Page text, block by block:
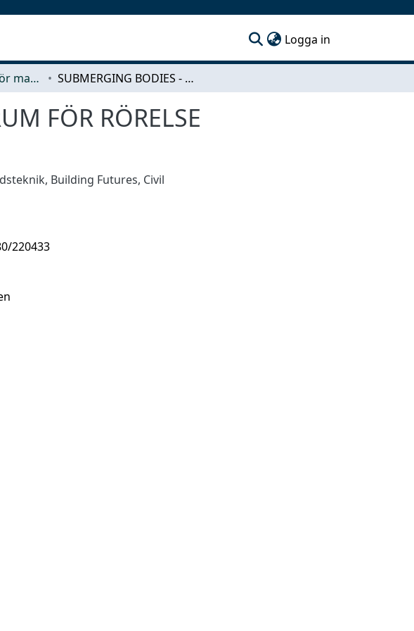
Logga in
Examensarbeten för masterexamen SUBMERGING BODIES - EN STUDIE AV RUM FÖR RÖRELSE
FÖR RÖRELSE
, Building Futures, Civil
220433